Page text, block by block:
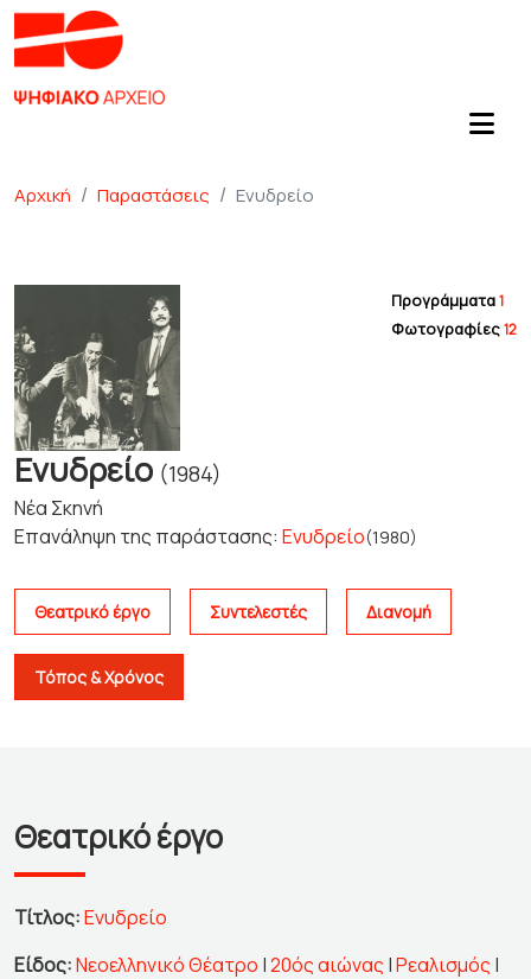
Αρχική Παραστάσεις Ενυδρείο
Προγράμματα 1
Φωτογραφίες 12
Ενυδρείο (1984)
Νέα Σκηνή
Επανάληψη της παράστασης: Ενυδρείο(1980)
Θεατρικό έργο Συντελεστές Διανομή
Τόπος & Χρόνος
Θεατρικό έργο
Τίτλος:Ενυδρείο
Είδος:Νεοελληνικό Θέατρο |20ός αιώνας |Ρεαλισμός |